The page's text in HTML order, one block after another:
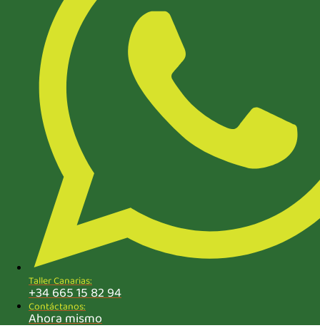
Taller Canarias:
+34 665 15 82 94
Contáctanos:
Ahora mismo